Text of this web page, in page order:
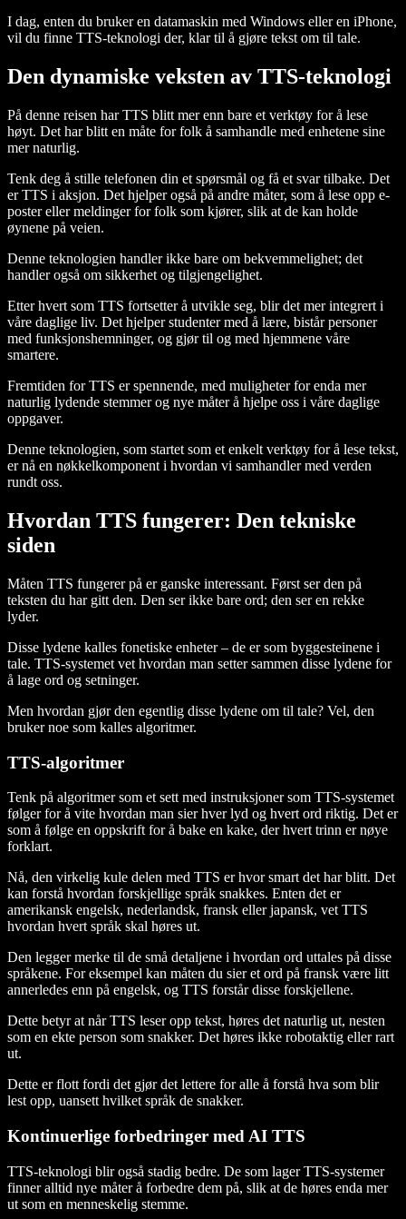
I dag, enten du bruker en datamaskin med Windows eller en iPhone,
vil du finne TTS-teknologi der, klar til å gjøre tekst om til tale.
Den dynamiske veksten av TTS-teknologi
På denne reisen har TTS blitt mer enn bare et verktøy for å lese
høyt. Det har blitt en måte for folk å samhandle med enhetene sine
mer naturlig.
Tenk deg å stille telefonen din et spørsmål og få et svar tilbake. Det
er TTS i aksjon. Det hjelper også på andre måter, som å lese opp e-
poster eller meldinger for folk som kjører, slik at de kan holde
øynene på veien.
Denne teknologien handler ikke bare om bekvemmelighet; det
handler også om sikkerhet og tilgjengelighet.
Etter hvert som TTS fortsetter å utvikle seg, blir det mer integrert i
våre daglige liv. Det hjelper studenter med å lære, bistår personer
med funksjonshemninger, og gjør til og med hjemmene våre
smartere.
Fremtiden for TTS er spennende, med muligheter for enda mer
naturlig lydende stemmer og nye måter å hjelpe oss i våre daglige
oppgaver.
Denne teknologien, som startet som et enkelt verktøy for å lese tekst,
er nå en nøkkelkomponent i hvordan vi samhandler med verden
rundt oss.
Hvordan TTS fungerer: Den tekniske
siden
Måten TTS fungerer på er ganske interessant. Først ser den på
teksten du har gitt den. Den ser ikke bare ord; den ser en rekke
lyder.
Disse lydene kalles fonetiske enheter – de er som byggesteinene i
tale. TTS-systemet vet hvordan man setter sammen disse lydene for
å lage ord og setninger.
Men hvordan gjør den egentlig disse lydene om til tale? Vel, den
bruker noe som kalles algoritmer.
TTS-algoritmer
Tenk på algoritmer som et sett med instruksjoner som TTS-systemet
følger for å vite hvordan man sier hver lyd og hvert ord riktig. Det er
som å følge en oppskrift for å bake en kake, der hvert trinn er nøye
forklart.
Nå, den virkelig kule delen med TTS er hvor smart det har blitt. Det
kan forstå hvordan forskjellige språk snakkes. Enten det er
amerikansk engelsk, nederlandsk, fransk eller japansk, vet TTS
hvordan hvert språk skal høres ut.
Den legger merke til de små detaljene i hvordan ord uttales på disse
språkene. For eksempel kan måten du sier et ord på fransk være litt
annerledes enn på engelsk, og TTS forstår disse forskjellene.
Dette betyr at når TTS leser opp tekst, høres det naturlig ut, nesten
som en ekte person som snakker. Det høres ikke robotaktig eller rart
ut.
Dette er flott fordi det gjør det lettere for alle å forstå hva som blir
lest opp, uansett hvilket språk de snakker.
Kontinuerlige forbedringer med AI TTS
TTS-teknologi blir også stadig bedre. De som lager TTS-systemer
finner alltid nye måter å forbedre dem på, slik at de høres enda mer
ut som en menneskelig stemme.